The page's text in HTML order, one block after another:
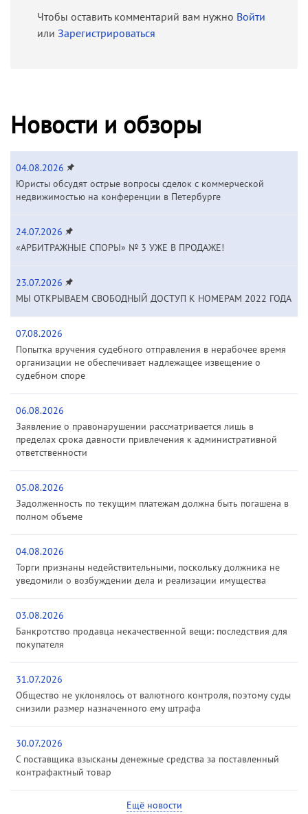
Чтобы оставить комментарий вам нужно Войти
или Зарегистрироваться
Новости и обзоры
04.08.2026
Юристы обсудят острые вопросы сделок с коммерческой
недвижимостью на конференции в Петербурге
24.07.2026
«АРБИТРАЖНЫЕ СПОРЫ» № 3 УЖЕ В ПРОДАЖЕ!
23.07.2026
МЫ ОТКРЫВАЕМ СВОБОДНЫЙ ДОСТУП К НОМЕРАМ 2022 ГОДА
07.08.2026
Попытка вручения судебного отправления в нерабочее время
организации не обеспечивает надлежащее извещение о
судебном споре
06.08.2026
Заявление о правонарушении рассматривается лишь в
пределах срока давности привлечения к административной
ответственности
05.08.2026
Задолженность по текущим платежам должна быть погашена в
полном объеме
04.08.2026
Торги признаны недействительными, поскольку должника не
уведомили о возбуждении дела и реализации имущества
03.08.2026
Банкротство продавца некачественной вещи: последствия для
покупателя
31.07.2026
Общество не уклонялось от валютного контроля, поэтому суды
снизили размер назначенного ему штрафа
30.07.2026
С поставщика взысканы денежные средства за поставленный
контрафактный товар
Ещё новости